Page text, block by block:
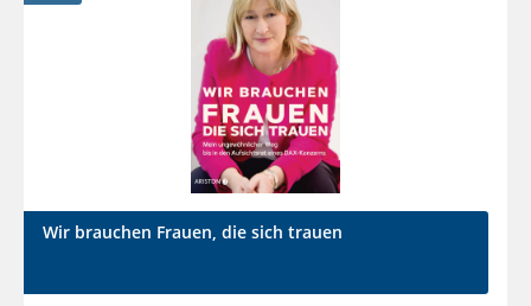
Wir brauchen Frauen, die sich trauen